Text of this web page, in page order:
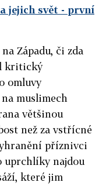
jejich svět - první
Západu, či zda
kritický
omluvy
muslimech
většinou
než za vstřícné
příznivci
uprchlíky najdou
které jim